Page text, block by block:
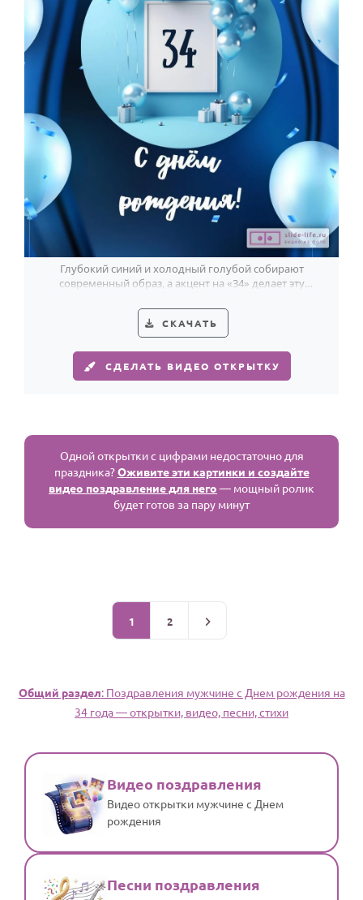
Глубокий синий и холодный голубой собирают
современный образ, а акцент на «34» делает эту
СКАЧАТЬ
СДЕЛАТЬ ВИДЕО ОТКРЫТКУ
Одной открытки с цифрами недостаточно для
праздника?Оживите эти картинки и создайте
видео поздравление для него — мощный ролик
будет готов за пару минут
1 2
Общий раздел: Поздравления мужчине c Днем рождения на
34 года — открытки, видео, песни, стихи
Видео поздравления
Видео открытки мужчине с Днем
рождения
Песни поздравления